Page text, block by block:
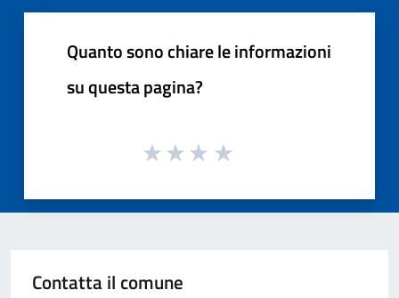
Quanto sono chiare le informazioni
su questa pagina?
Contatta il comune